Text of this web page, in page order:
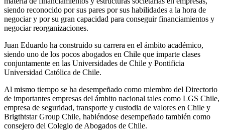
siendo reconocido por sus pares por sus habilidades a la hora de
negociar y por su gran capacidad para conseguir financiamientos y
negociar reorganizaciones.
Juan Eduardo ha construido su carrera en el ámbito académico,
siendo uno de los pocos abogados en Chile que imparte clases
conjuntamente en las Universidades de Chile y Pontificia
Universidad Católica de Chile.
Al mismo tiempo se ha desempeñado como miembro del Directorio
de importantes empresas del ámbito nacional tales como LGS Chile,
empresa de seguridad, transporte y custodia de valores en Chile y
Brigthtstar Group Chile, habiéndose desempeñado también como
consejero del Colegio de Abogados de Chile.